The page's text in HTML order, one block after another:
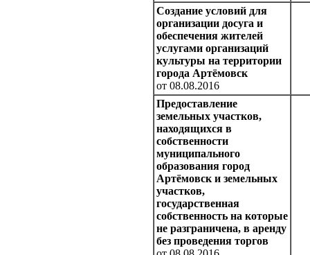
Создание условий для
организации досуга и
обеспечения жителей
услугами организаций
культуры на территории
города Артёмовск
от 08.08.2016
Предоставление
земельных участков,
находящихся в
собственности
муниципального
образования город
Артёмовск и земельных
участков,
государственная
собственность на которые
не разграничена, в аренду
без проведения торгов